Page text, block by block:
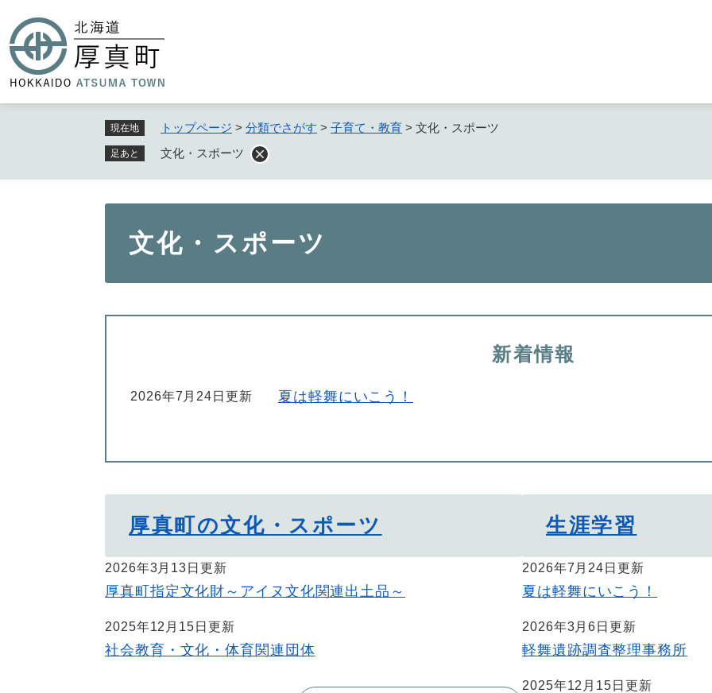
ジ
先
頭
現在地 トップページ > 分類でさがす > 子育て・教育 > 文化・スポーツ
足あと 文化・スポーツ
文化・スポーツ
新着情報
2026年7月24日更新 夏は軽舞にいこう！
厚真町の文化・スポーツ
2026年3月13日更新
厚真町指定文化財～アイヌ文化関連出土品～
2025年12月15日更新
社会教育・文化・体育関連団体
生涯学習
2026年7月24日更新
夏は軽舞にいこう！
2026年3月6日更新
軽舞遺跡調査整理事務所
2025年12月15日更新